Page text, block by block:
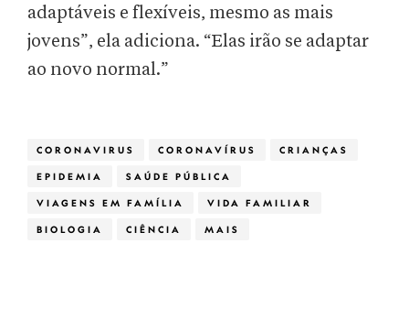
adaptáveis e flexíveis, mesmo as mais
jovens”, ela adiciona. “Elas irão se adaptar
ao novo normal.”
CORONAVIRUS CORONAVÍRUS CRIANÇAS
EPIDEMIA SAÚDE PÚBLICA
VIAGENS EM FAMÍLIA VIDA FAMILIAR
BIOLOGIA CIÊNCIA MAIS